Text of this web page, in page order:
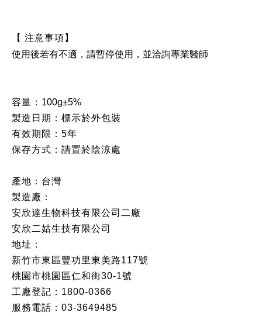
【 注意事項】
使用後若有不適，請暫停使用，並洽詢專業醫師
容量： 100g±5%
製造日期：標示於外包裝
有效期限：5年
保存方式：請置於陰涼處
產地：台灣
製造廠：
安欣達生物科技有限公司二廠
安欣二姑生技有限公司
地址：
新竹市東區豐功里東美路117號
桃園市桃園區仁和街30-1號
工廠登記：1800-0366
服務電話：03-3649485